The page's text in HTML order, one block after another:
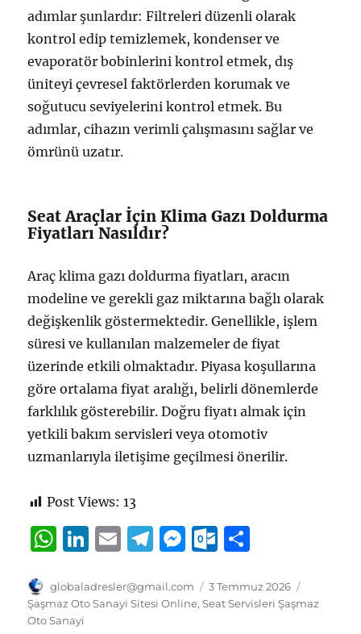
adımlar şunlardır: Filtreleri düzenli olarak
kontrol edip temizlemek, kondenser ve
evaporatör bobinlerini kontrol etmek, dış
üniteyi çevresel faktörlerden korumak ve
soğutucu seviyelerini kontrol etmek. Bu
adımlar, cihazın verimli çalışmasını sağlar ve
ömrünü uzatır.
Seat Araçlar İçin Klima Gazı Doldurma
Fiyatları Nasıldır?
Araç klima gazı doldurma fiyatları, aracın
modeline ve gerekli gaz miktarına bağlı olarak
değişkenlik göstermektedir. Genellikle, işlem
süresi ve kullanılan malzemeler de fiyat
üzerinde etkili olmaktadır. Piyasa koşullarına
göre ortalama fiyat aralığı, belirli dönemlerde
farklılık gösterebilir. Doğru fiyatı almak için
yetkili bakım servisleri veya otomotiv
uzmanlarıyla iletişime geçilmesi önerilir.
Post Views: 13
W
at
s
Li
k
e
E
ai
l
T
e
g
M
ss
e
O
tl
o
a
re
Yazar
globaladresler@gmail.com
Yayın
tarihi
3 Temmuz 2026
Şaşmaz Oto Sanayi Sitesi Online,Seat Servisleri Şaşmaz
Oto Sanayi